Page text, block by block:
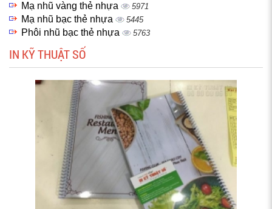
Mạ nhũ vàng thẻ nhựa 5971
Mạ nhũ bạc thẻ nhựa 5445
Phôi nhũ bạc thẻ nhựa 5763
IN KỸ THUẬT SỐ